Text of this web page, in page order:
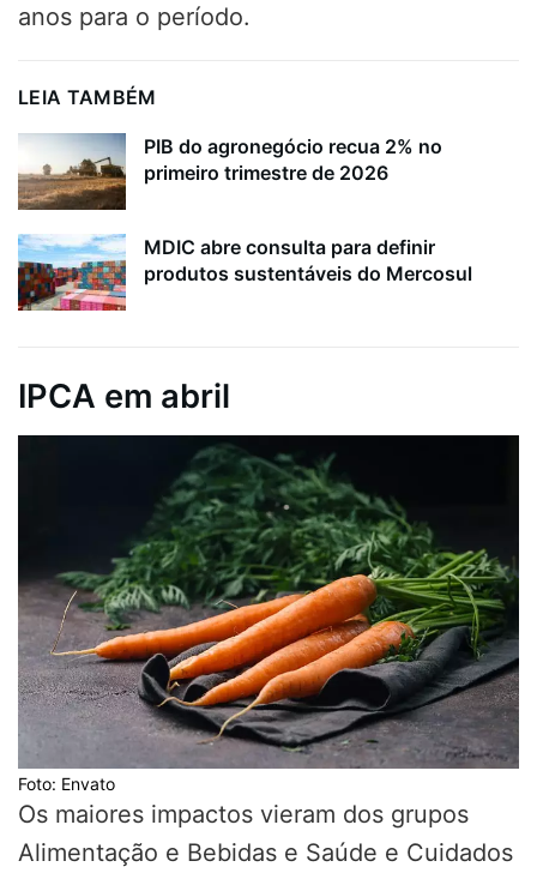
anos para o período.
LEIA TAMBÉM
PIB do agronegócio recua 2% no
primeiro trimestre de 2026
MDIC abre consulta para definir
produtos sustentáveis do Mercosul
IPCA em abril
Foto: Envato
Os maiores impactos vieram dos grupos
Alimentação e Bebidas e Saúde e Cuidados